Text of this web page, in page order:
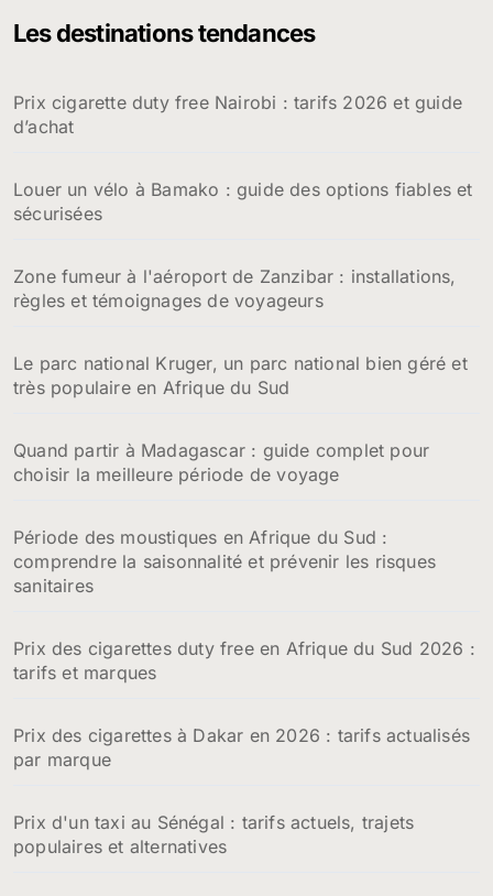
r
e
r
Les destinations tendances
Prix cigarette duty free Nairobi : tarifs 2026 et guide
d’achat
Louer un vélo à Bamako : guide des options fiables et
sécurisées
Zone fumeur à l'aéroport de Zanzibar : installations,
règles et témoignages de voyageurs
Le parc national Kruger, un parc national bien géré et
très populaire en Afrique du Sud
Quand partir à Madagascar : guide complet pour
choisir la meilleure période de voyage
Période des moustiques en Afrique du Sud :
comprendre la saisonnalité et prévenir les risques
sanitaires
Prix des cigarettes duty free en Afrique du Sud 2026 :
tarifs et marques
Prix des cigarettes à Dakar en 2026 : tarifs actualisés
par marque
Prix d'un taxi au Sénégal : tarifs actuels, trajets
populaires et alternatives